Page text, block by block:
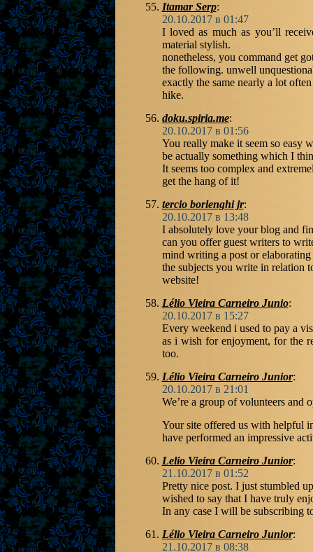
Itamar Serp:
20.10.2017 в 01:47
I loved as much as you’ll
material stylish.
nonetheless, you command get
the following. unwell
exactly the same nearly a lot
hike.
doku.spiria.me:
20.10.2017 в 01:56
You really make it seem so easy
be actually something which I
It seems too complex and
get the hang of it!
tercio borlenghi jr:
20.10.2017 в 13:48
I absolutely love your blog and
can you offer guest writers to
mind writing a post or elaborating
the subjects you write in relation
website!
Lélio Vieira Carneiro Junio:
20.10.2017 в 15:27
Every weekend i used to pay a
as i wish for enjoyment, for the
too.
Lélio Vieira Carneiro Junior:
20.10.2017 в 21:01
We’re a group of volunteers and
Your site offered us with helpful
have performed an impressive
Lelio Vieira Carneiro Junior:
21.10.2017 в 01:52
Pretty nice post. I just stumbled
wished to say that I have truly
In any case I will be subscribing
Lélio Vieira Carneiro Junior:
21.10.2017 в 08:38